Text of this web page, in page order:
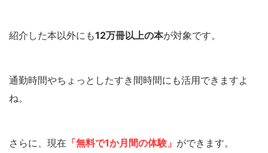
紹介した本以外にも12万冊以上の本が対象です。
通勤時間やちょっとしたすき間時間にも活用できますよ
ね。
さらに、現在 「無料で1か月間の体験」 ができます。